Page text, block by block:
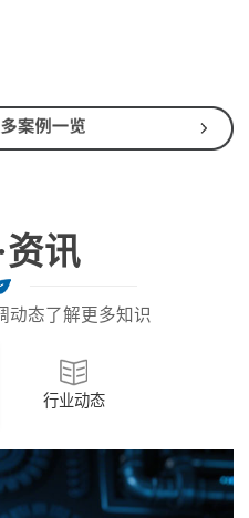
资讯
动态了解更多知识
行业动态